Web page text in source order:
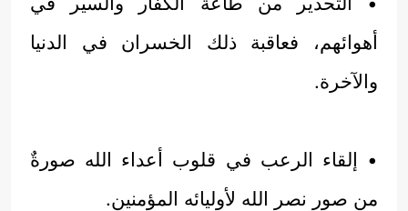
أهوائهم، فعاقبة ذلك الخسران في الدنيا
والآخرة.
• إلقاء الرعب في قلوب أعداء الله صورةٌ
من صور نصر الله لأوليائه المؤمنين.